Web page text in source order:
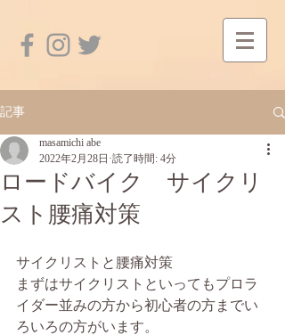
記事
ロードバイク サイクリ
スト腰痛対策
masamichi abe
2022年2月28日 読了時間: 4分
サイクリストと腰痛対策
まずはサイクリストといってもプロラ
イダー並みの方から初心者の方までい
ろいろの方がいます。